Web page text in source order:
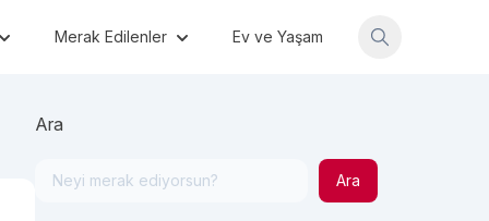
Merak Edilenler Ev ve Yaşam
Ara
Ara